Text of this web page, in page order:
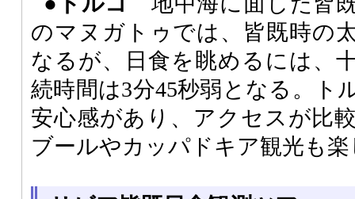
のマヌガトゥでは、皆既時の
なるが、日食を眺めるには、
続時間は3分45秒弱となる。ト
安心感があり、アクセスが比
ブールやカッパドキア観光も